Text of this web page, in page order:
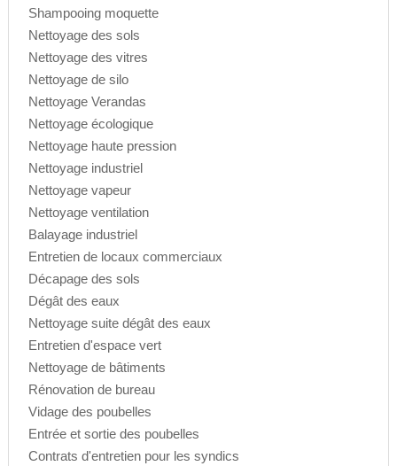
Shampooing moquette
Nettoyage des sols
Nettoyage des vitres
Nettoyage de silo
Nettoyage Verandas
Nettoyage écologique
Nettoyage haute pression
Nettoyage industriel
Nettoyage vapeur
Nettoyage ventilation
Balayage industriel
Entretien de locaux commerciaux
Décapage des sols
Dégât des eaux
Nettoyage suite dégât des eaux
Entretien d'espace vert
Nettoyage de bâtiments
Rénovation de bureau
Vidage des poubelles
Entrée et sortie des poubelles
Contrats d'entretien pour les syndics